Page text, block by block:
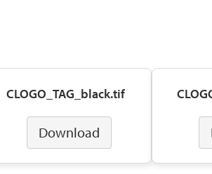
CLOGO_TAG_black.tif
Download